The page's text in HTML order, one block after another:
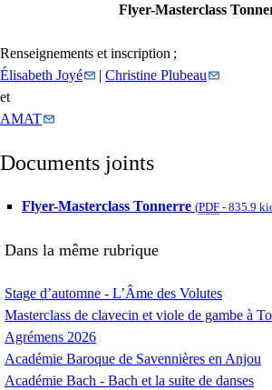
Flyer-Masterclass
Renseignements et inscription ;
Élisabeth Joyé
| Christine Plubeau
et
AMAT
Documents joints
Flyer-Masterclass Tonnerre (PDF - 835.9
Dans la même rubrique
Stage d’automne - L’Âme des Volutes
Masterclass de clavecin et viole de gambe à
Agrémens 2026
Académie Baroque de Savennières en Anjou
Académie Bach - Bach et la suite de danses